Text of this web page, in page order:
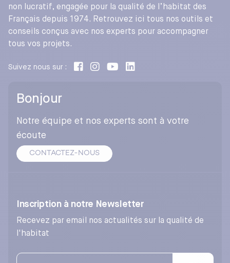
non lucratif, engagée pour la qualité de l’habitat des
Français depuis 1974. Retrouvez ici tous nos outils et
conseils conçus avec nos experts pour accompagner
tous vos projets.
Suivez nous sur :
Bonjour
Notre équipe et nos experts sont à votre
écoute
CONTACTEZ-NOUS
Inscription à notre Newsletter
Recevez par email nos actualités sur la qualité de
l'habitat